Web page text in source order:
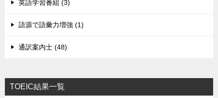
英語学習番組 (3)
語源で語彙力増強 (1)
通訳案内士 (48)
TOEIC結果一覧